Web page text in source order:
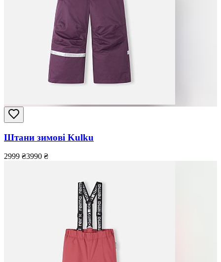
Штани зимові Kulku
2999 ₴3990 ₴